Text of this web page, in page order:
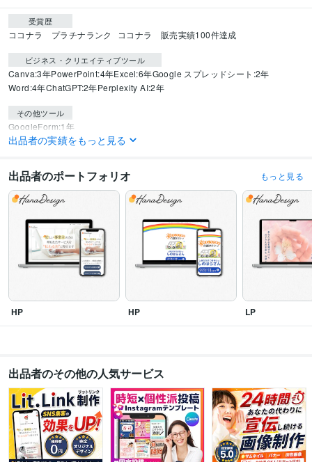
受賞歴
ココナラ　プラチナランク ココナラ　販売実績100件達成
ビジネス・クリエイティブツール
Canva:3年PowerPoint:4年Excel:6年Google スプレッドシート:2年
Word:4年ChatGPT:2年Perplexity AI:2年
その他ツール
GoogleForm:1年
ンプレート X投稿画像・テンプレート・ヘッダー画像
Instagram投稿画像
ブログ・スライド資料 サムネイル・バナー・リッチメニュー Kindle本表
紙
印刷物（チラシ・パンフレット・名刺）
ヘッダー サムネイル Instagram ブログ
チラシ
パンフレット
名刺
出品者の実績をもっと見る
出品者のポートフォリオ もっと見る
HP HP LP
出品者のその他の人気サービス